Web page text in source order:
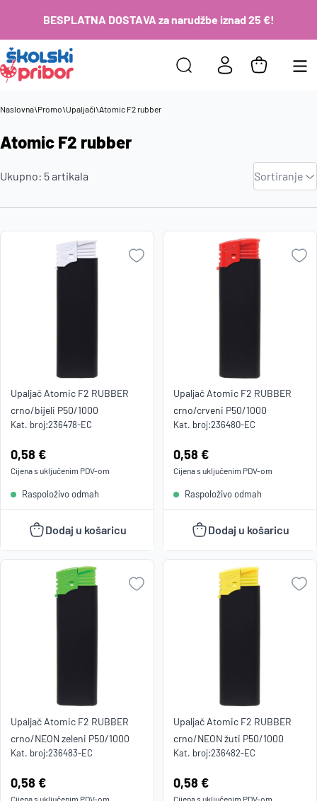
BESPLATNA DOSTAVA za narudžbe iznad 25 €!
Naslovna\Promo\Upaljači\Atomic F2 rubber
Atomic F2 rubber
Ukupno: 5artikala Sortiranje
Zadano
Najviša
cijena
Najniža
Upaljač Atomic F2 RUBBER
crno/bijeli P50/1000
Kat. broj:236478-EC
Cijena:
0,58 €
Cijena s uključenim PDV-om
Raspoloživo odmah
Dodaj u košaricu
Upaljač Atomic F2 RUBBER
crno/crveni P50/1000
Kat. broj:236480-EC
Cijena:
0,58 €
Cijena s uključenim PDV-om
Raspoloživo odmah
Dodaj u košaricu
Upaljač Atomic F2 RUBBER
crno/NEON zeleni P50/1000
Kat. broj:236483-EC
Cijena:
0,58 €
Cijena s uključenim PDV-om
Upaljač Atomic F2 RUBBER
crno/NEON žuti P50/1000
Kat. broj:236482-EC
Cijena:
0,58 €
Cijena s uključenim PDV-om